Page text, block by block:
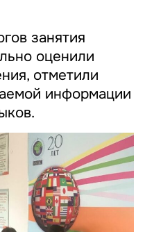
занятия
оценили
отметили
информации